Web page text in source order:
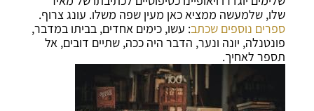
שלו, שלמעשה ממציא כאן מעין שפה משלו. עונג צרוף.
ספרים נוספים שכתב: עשו, כימים אחדים, בביתו במדבר,
פונטנלה, יונה ונער, הדבר היה ככה, שתיים דובים, אל
תספר לאחיך.